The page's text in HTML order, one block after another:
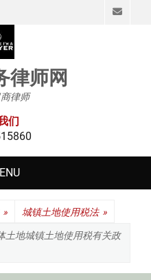
律师网
律师
们
» 城镇土地使用税法 »
土地城镇土地使用税有关政